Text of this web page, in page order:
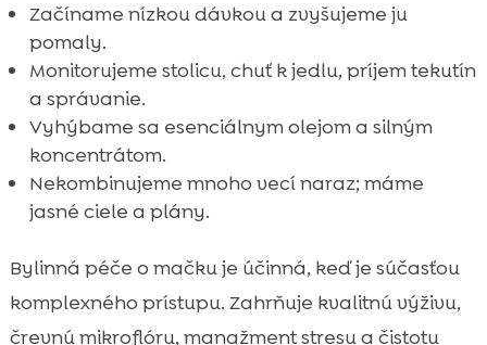
Začíname nízkou dávkou a zvyšujeme ju
pomaly.
Monitorujeme stolicu, chuť k jedlu, príjem tekutín
a správanie.
Vyhýbame sa esenciálnym olejom a silným
koncentrátom.
Nekombinujeme mnoho vecí naraz; máme
jasné ciele a plány.
Bylinná péče o mačku je účinná, keď je súčasťou
komplexného prístupu. Zahrňuje kvalitnú výživu,
črevnú mikroflóru, manažment stresu a čistotu